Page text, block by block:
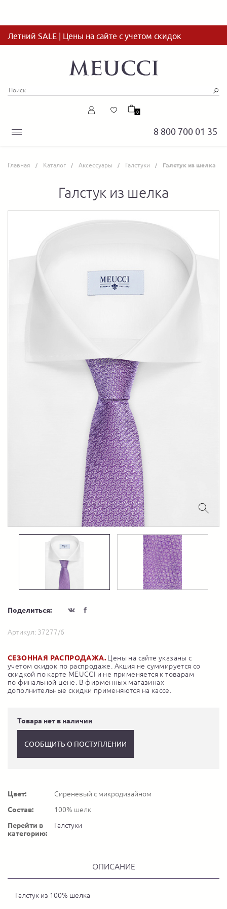
Летний SALE | Цены на сайте с учетом скидок
8 800 700 01 35
0
Главная Каталог Аксессуары Галстуки Галстук из шелка
Галстук из шелка
Поделиться:
Артикул: 37277/6
СЕЗОННАЯ РАСПРОДАЖА. Цены на сайте указаны с
учетом скидок по распродаже. Акция не суммируется со
скидкой по карте MEUCCI и не применяется к товарам
по финальной цене. В фирменных магазинах
дополнительные скидки применяются на кассе.
Товара нет в наличии
СООБЩИТЬ О ПОСТУПЛЕНИИ
Цвет:
Сиреневый с микродизайном
Состав:
100% шелк
Перейти в
категорию:
Галстуки
ОПИСАНИЕ
Галстук из 100% шелка